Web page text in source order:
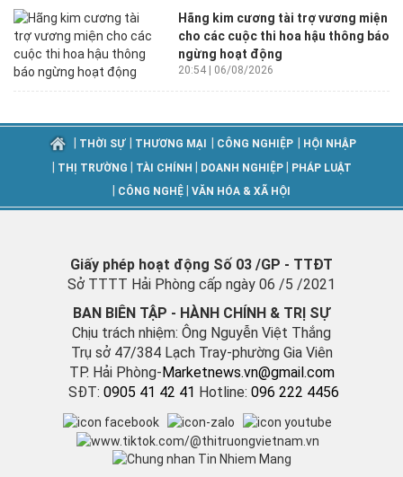
Hãng kim cương tài trợ vương miện
cho các cuộc thi hoa hậu thông báo
ngừng hoạt động
20:54 | 06/08/2026
THỜI SỰ THƯƠNG MẠI CÔNG NGHIỆP HỘI NHẬP
THỊ TRƯỜNG TÀI CHÍNH DOANH NGHIỆP PHÁP LUẬT
CÔNG NGHỆ VĂN HÓA & XÃ HỘI
Giấy phép hoạt động Số 03 /GP - TTĐT
Sở TTTT Hải Phòng cấp ngày 06 /5 /2021
BAN BIÊN TẬP - HÀNH CHÍNH & TRỊ SỰ
Chịu trách nhiệm: Ông Nguyễn Việt Thắng
Trụ sở 47/384 Lạch Tray-phường Gia Viên
TP. Hải Phòng- Marketnews.vn@gmail.com
SĐT: 0905 41 42 41 Hotline: 096 222 4456